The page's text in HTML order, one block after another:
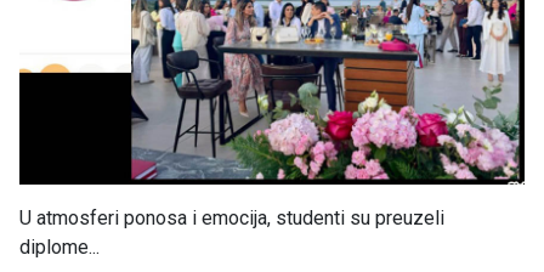
U atmosferi ponosa i emocija, studenti su preuzeli
diplome...